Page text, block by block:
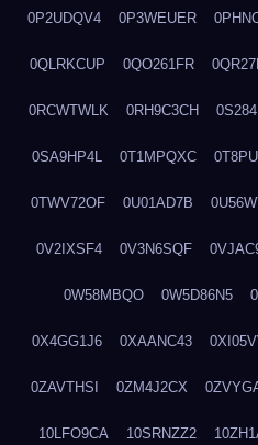
0P2UDQV4 0P3WEUER
0QLRKCUP 0QO261FR
0RCWTWLK 0RH9C3CH
0SA9HP4L 0T1MPQXC
0TWV72OF 0U01AD7B
0V2IXSF4 0V3N6SQF
0W58MBQO 0W5D86N5
0X4GG1J6 0XAANC43
0ZAVTHSI 0ZM4J2CX
10LFO9CA 10SRNZZ2